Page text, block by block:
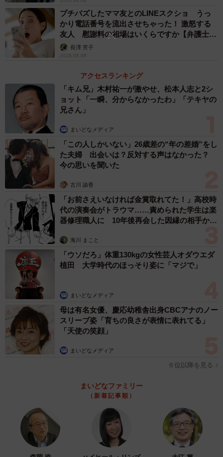
ー摘発された後、その後の人生にはどのような影響があり
ますか？
派な「事件」として扱われます。大学生であれば大学から
厳しい処分を受けることは避けられませんし、書類送検さ
れて前科がつけば、就職活動やその後のキャリアに生涯に
わたる大きな足枷をはめることになります。
また、ネット上にニュースとして名前や記録が残れば、そ
れを消し去ることは困難です。たった数十分の好奇心のた
めに、これまで積み上げてきた努力をすべて台無しにする
リスクがあるのです。
さらに、廃墟への侵入は、法律に触れるだけでなく、建物
の崩落や不審者との遭遇など、命に関わる危険も伴いま
す。自分の未来を、一時のスリルと引き換えに捨ててしま
うのはあまりに悲しいことです。正当な理由のない立ち入
りは、絶対にやめてください。
◆北村真一（きたむら・しんいち） 弁護士
「きたべん」の愛称で大阪府茨木市で知らない人がいない
という声もあがる大人気ローカル弁護士。猫探しからM&A
まで幅広く取り扱う。
プチバズしたママ友とのLINEスクショ うっ
かり電話番号を流出させちゃった！ 激怒する
友人 慰謝料の相場はいくらですか【弁護士が
解説】長澤 芳子
2026.08.08
アクセスランキング
「キム兄」木村祐一が激やせ、松本人志と2シ
ョット「一瞬、分からなかったわ」「テキヤの
兄さん」
まいどなメディア
「この人しかいない」26歳差の“年の差婚”をし
た夫婦 出会いは？反対する声はなかった？
今の思いを聞いた
古川 諭香
「お前さえいなければ金賞取れてた！」高校時
代の演奏会がトラウマ……責められた学生は楽
器修理職人に 10年後再会した因縁の相手から
海川 まこと
「ウソだろ」体重130kgの女性芸人オダウエダ
植田 大学時代のほっそり姿に「マジで」
まいどなメディア
母は有名女優、慶応幼稚舎出身CBCアナのノー
スリーブ姿「育ちの良さが表情に表れてる」
「天使の笑顔」
まいどなメディア
６位以降を見る
まいどなファミリー
（新着記事順）